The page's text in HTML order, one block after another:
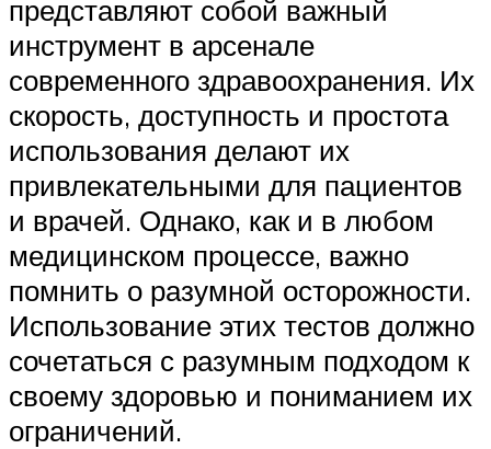
представляют собой важный
инструмент в арсенале
современного здравоохранения. Их
скорость, доступность и простота
использования делают их
привлекательными для пациентов
и врачей. Однако, как и в любом
медицинском процессе, важно
помнить о разумной осторожности.
Использование этих тестов должно
сочетаться с разумным подходом к
своему здоровью и пониманием их
ограничений.